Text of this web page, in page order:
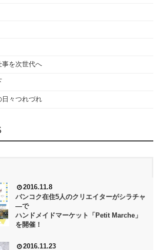
事を次世代へ
日々つれづれ
2016.11.8
バンコク在住5人のクリエイターがシラチャ
―で
ハンドメイドマーケット「Petit Marche」
を開催！
2016.11.23